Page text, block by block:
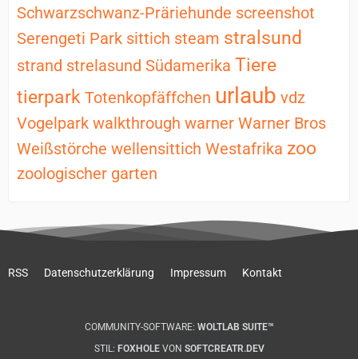
Schwarzschwanz-Präriehunde screenshot
Serengeti Park sittich steam stralsund
strand strelasund Südamerika Tiere
tierpark Totenkopfäffchen urlaub vdz
Vogelpark walkthrough warner Warner Bros
Weißstörche wellensittich Westafrika zoo
zoologischer garten
RSS Datenschutzerklärung Impressum Kontakt
COMMUNITY-SOFTWARE: WOLTLAB SUITE™
STIL: FOXHOLEVON SOFTCREATR.DEV